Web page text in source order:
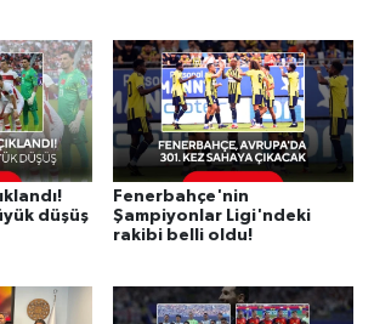
düşüş
Fenerbahçe'nin
Şampiyonlar Ligi'ndeki
rakibi belli oldu!